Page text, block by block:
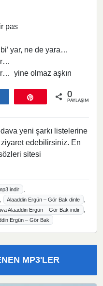
pas
yar, ne de yara…
yine olmaz aşkın
0
PAYLAŞIMLAR
yeni şarkı listelerine
ziyaret edebilirsiniz. En
sitesi
indir
Alaaddin Ergün – Gör Bak dinle
Alaaddin Ergün – Gör Bak indir
Ergün – Gör Bak
MP3'LER